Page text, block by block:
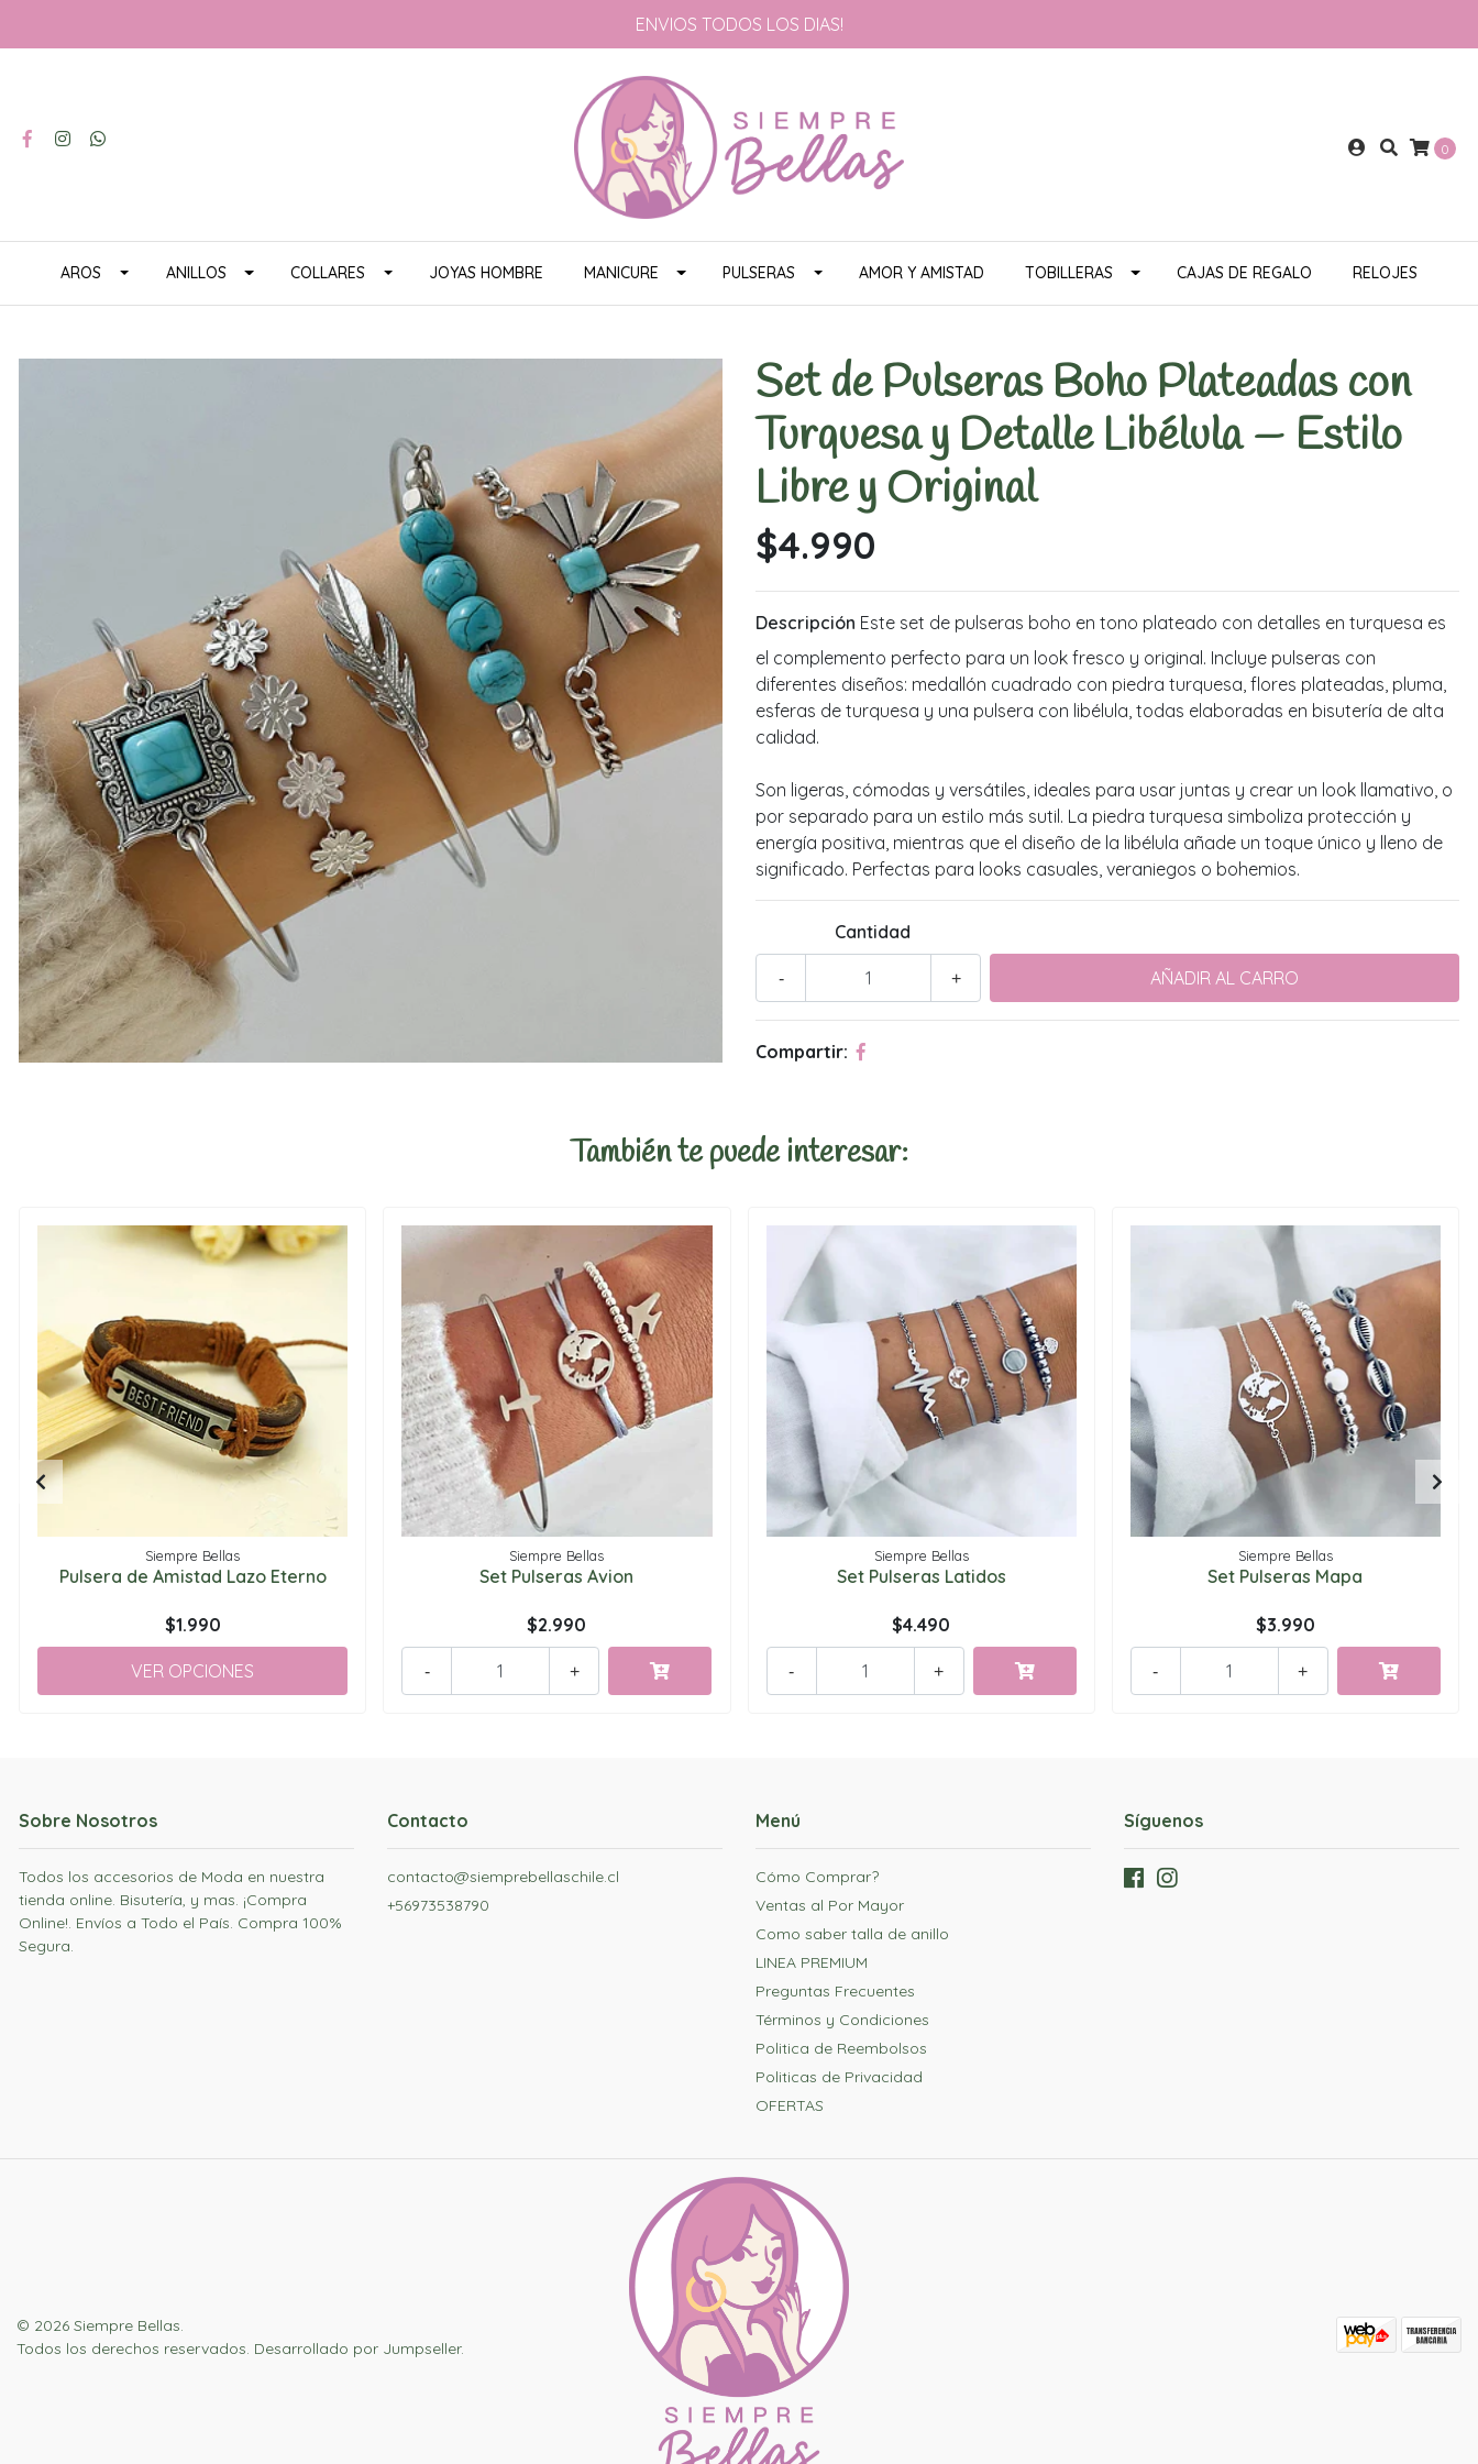
ENVIOS TODOS LOS DIAS!
0
AROS ANILLOS COLLARES JOYAS HOMBRE MANICURE PULSERAS AMOR Y AMISTAD TOBILLERAS CAJAS DE REGALO RELOJES
Set de Pulseras Boho Plateadas con
Turquesa y Detalle Libélula — Estilo
Libre y Original
$4.990
Descripción Este set de pulseras boho en tono plateado con detalles en turquesa es
el complemento perfecto para un look fresco y original. Incluye pulseras con
diferentes diseños: medallón cuadrado con piedra turquesa, flores plateadas, pluma,
esferas de turquesa y una pulsera con libélula, todas elaboradas en bisutería de alta
calidad.
Son ligeras, cómodas y versátiles, ideales para usar juntas y crear un look llamativo, o
por separado para un estilo más sutil. La piedra turquesa simboliza protección y
energía positiva, mientras que el diseño de la libélula añade un toque único y lleno de
significado. Perfectas para looks casuales, veraniegos o bohemios.
Cantidad
+
-
Compartir:
También te puede interesar:
Siempre Bellas
Pulsera de Amistad Lazo Eterno
$1.990
VER OPCIONES
Siempre Bellas
Set Pulseras Avion
$2.990
+
-
Siempre Bellas
Set Pulseras Latidos
$4.490
+
-
Siempre Bellas
Set Pulseras Mapa
$3.990
+
-
Sobre Nosotros
Todos los accesorios de Moda en nuestra
tienda online. Bisutería, y mas. ¡Compra
Online!. Envíos a Todo el País. Compra 100%
Segura.
Contacto
contacto@siemprebellaschile.cl
+56973538790
Menú
Cómo Comprar?
Ventas al Por Mayor
Como saber talla de anillo
LINEA PREMIUM
Preguntas Frecuentes
Términos y Condiciones
Politica de Reembolsos
Politicas de Privacidad
OFERTAS
Síguenos
© 2026 Siempre Bellas.
Todos los derechos reservados. Desarrollado por Jumpseller.